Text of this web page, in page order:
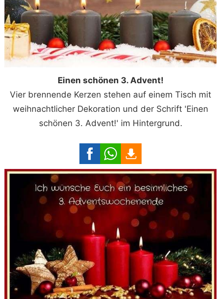
Einen schönen 3. Advent!
Vier brennende Kerzen stehen auf einem Tisch mit
weihnachtlicher Dekoration und der Schrift 'Einen
schönen 3. Advent!' im Hintergrund.